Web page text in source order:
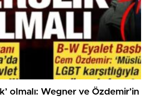
olmalı: Wegner ve Özdemir’in